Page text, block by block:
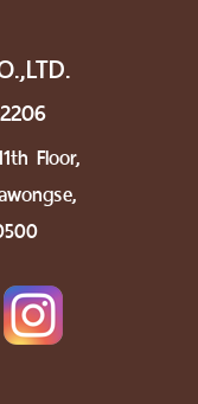
Floor,